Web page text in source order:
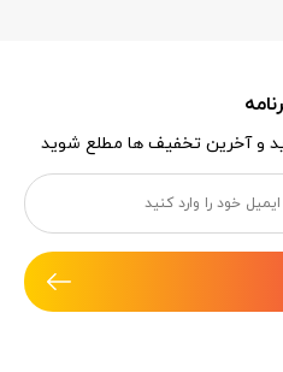
و آخرین تخفیف ها مطلع شوید